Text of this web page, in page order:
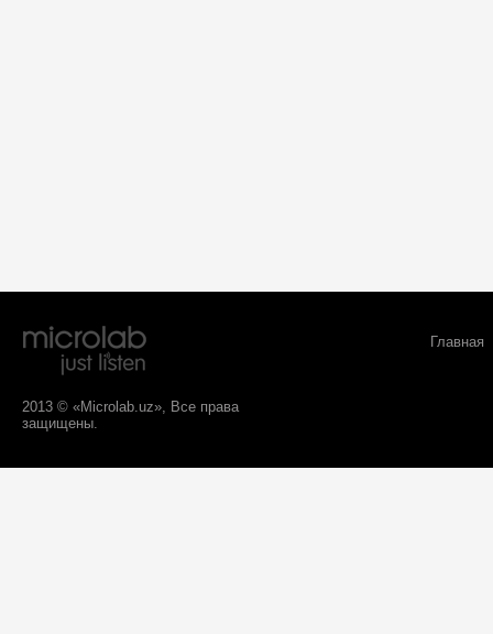
2013 © «Microlab.uz», Все права
защищены.
Главная